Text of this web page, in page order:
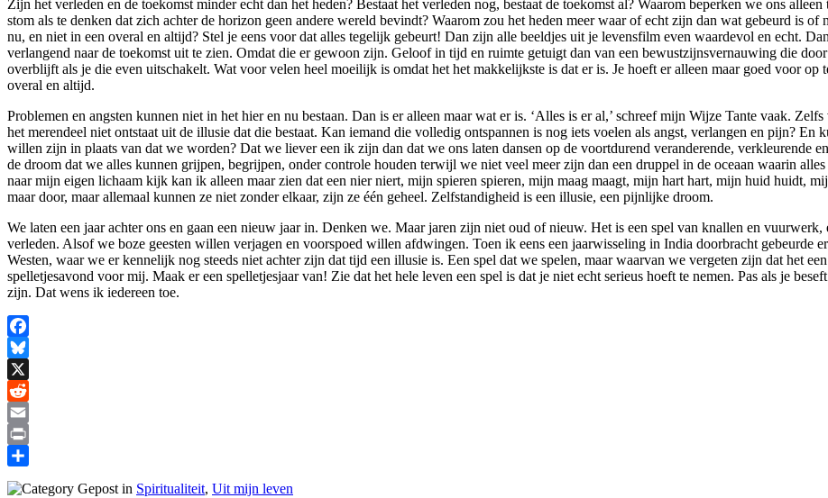
Zijn het verleden en de toekomst minder echt dan het heden? Bestaat het verleden nog, bestaat de toekomst al? Waarom beperken we ons
stom als te denken dat zich achter de horizon geen andere wereld bevindt? Waarom zou het heden meer waar of echt zijn dan wat gebeurd is
nu, en niet in een overal en altijd? Stel je eens voor dat alles tegelijk gebeurt! Dan zijn alle beeldjes uit je levensfilm even waardevol en echt.
verlangend naar de toekomst uit te zien. Omdat die er gewoon zijn. Geloof in tijd en ruimte getuigt dan van een bewustzijnsvernauwing die
overblijft als je die even uitschakelt. Wat voor velen heel moeilijk is omdat het het makkelijkste is dat er is. Je hoeft er alleen maar goed voor op
overal en altijd.
Problemen en angsten kunnen niet in het hier en nu bestaan. Dan is er alleen maar wat er is. ‘Alles is er al,’ schreef mijn Wijze Tante vaak.
het merendeel niet ontstaat uit de illusie dat die bestaat. Kan iemand die volledig ontspannen is nog iets voelen als angst, verlangen en pijn?
willen zijn in plaats van dat we worden? Dat we liever een ik zijn dan dat we ons laten dansen op de voortdurend veranderende, verkleurende
de droom dat we alles kunnen grijpen, begrijpen, onder controle houden terwijl we niet veel meer zijn dan een druppel in de oceaan waarin
naar mijn eigen lichaam kijk kan ik alleen maar zien dat een nier niert, mijn spieren spieren, mijn maag maagt, mijn hart hart, mijn huid huidt,
maar door, maar allemaal kunnen ze niet zonder elkaar, zijn ze één geheel. Zelfstandigheid is een illusie, een pijnlijke droom.
We laten een jaar achter ons en gaan een nieuw jaar in. Denken we. Maar jaren zijn niet oud of nieuw. Het is een spel van knallen en
verleden. Alsof we boze geesten willen verjagen en voorspoed willen afdwingen. Toen ik eens een jaarwisseling in India doorbracht gebeurde
Westen, waar we er kennelijk nog steeds niet achter zijn dat tijd een illusie is. Een spel dat we spelen, maar waarvan we vergeten zijn dat het
spelletjesavond voor mij. Maak er een spelletjesjaar van! Zie dat het hele leven een spel is dat je niet echt serieus hoeft te nemen. Pas als je
zijn. Dat wens ik iedereen toe.
Facebook
Bluesky
X
Reddit
Email
Print
Gepost in Spiritualiteit, Uit mijn leven